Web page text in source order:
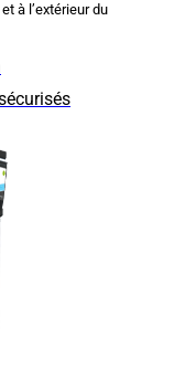
à l’extérieur du